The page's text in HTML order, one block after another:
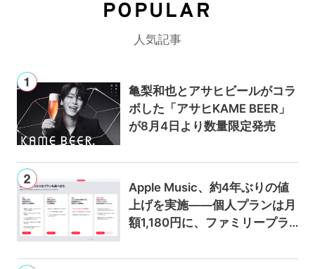
POPULAR
人気記事
亀梨和也とアサヒビールがコラ
ボした「アサヒKAME BEER」
が8月4日より数量限定発売
Apple Music、約4年ぶりの値
上げを実施——個人プランは月
額1,180円に、ファミリープラ